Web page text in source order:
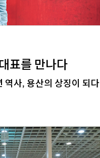
표를 만나다
역사, 용산의 상징이 되다